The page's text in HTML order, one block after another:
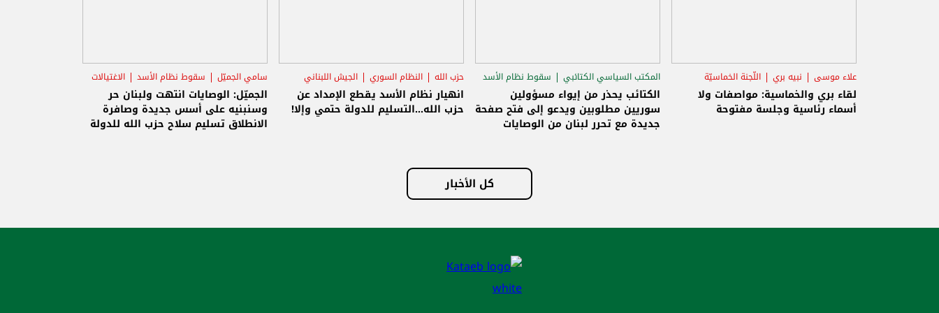
علاء موسى نبيه بري اللّجنة الخماسيّة
لقاء بري والخماسية: مواصفات ولا
أسماء رئاسية وجلسة مفتوحة
المكتب السياسي الكتائبي
سقوط نظام الأسد
الاستحقاق الرئاسي
الكتائب يحذر من إيواء مسؤولين
سوريين مطلوبين ويدعو إلى فتح صفحة
جديدة مع تحرر لبنان من الوصايات
حزب الله النظام السوري الجيش اللبناني
انهيار نظام الأسد يقطع الإمداد عن
حزب الله...التسليم للدولة حتمي وإلا!
سامي الجميّل سقوط نظام الأسد الاغتيالات
الجميّل: الوصايات انتهت ولبنان حر
وسنبنيه على أسس جديدة وصافرة
الانطلاق تسليم سلاح حزب الله للدولة
كل الأخبار